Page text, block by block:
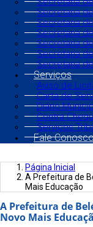
Secretaria
Secretaria
Secretaria
Secretaria
Secretaria
Secretaria
Serviços
Aviso de
Carta de
Diário
Contra
Serviços
Fale
Página Inicial
A Prefeitura de
Mais Educação
A Prefeitura de
Novo Mais